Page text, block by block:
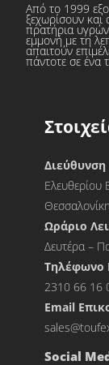
Από το 1999
ξεχωρίσουν και
πρατήρια
εμμονή με τη
απαιτούν
πάντοτε σε ένα
Διεύθυνση
Ελευθερίου
Ωράριο
Δευτέρα –
Τηλέφωνο
2310 66 16
Εmail
Social